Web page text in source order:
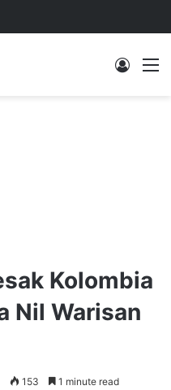
Log In
Kolombia
Nil Warisan
153 1 minute read